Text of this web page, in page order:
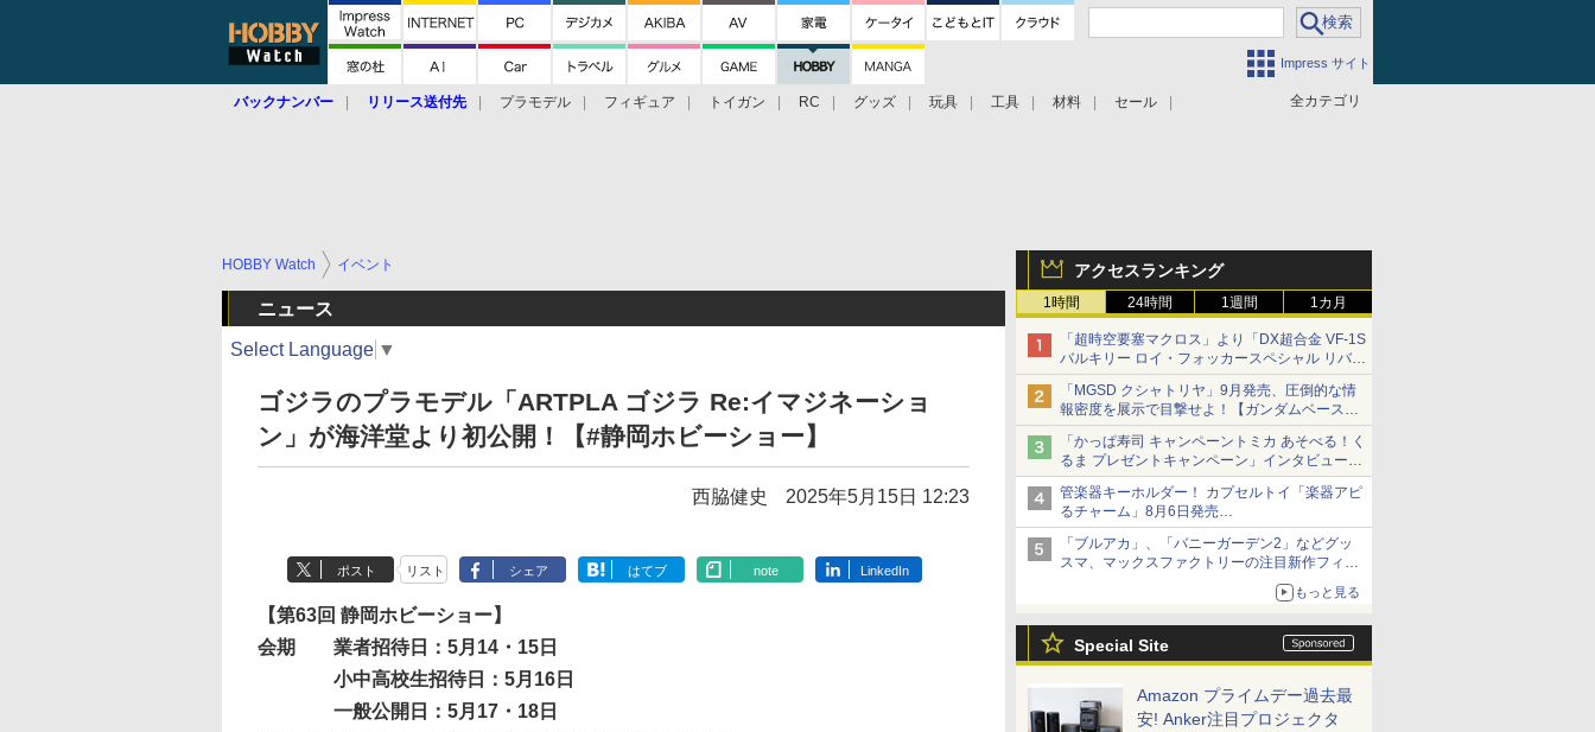
Impress サイト
全カテゴリ
バックナンバー リリース送付先 プラモデル フィギュア トイガン RC グッズ 玩具 工具 材料 セール
アクセスランキング
1時間 24時間 1週間 1カ月
「超時空要塞マクロス」より「DX超合金 VF-1S
バルキリー ロイ・フォッカースペシャル リバイ
バルVer.」本日発売！
「MGSD クシャトリヤ」9月発売、圧倒的な情
報密度を展示で目撃せよ！【ガンダムベース撮
り下ろし】
「かっぱ寿司 キャンペーントミカ あそべる！く
るま プレゼントキャンペーン」インタビュー
子どもが楽しめるかっぱ寿司ならではの体験と
コラボの楽しさを追求
管楽器キーホルダー！ カプセルトイ「楽器アピ
るチャーム」8月6日発売
チューバ、テナサクなど5種各3色
「ブルアカ」、「バニーガーデン2」などグッ
スマ、マックスファクトリーの注目新作フィギ
ュアが展示【ホビーメーカー合同展示会】
もっと見る
Special Site
Amazon プライムデー過去最
安! Anker注目プロジェクタ
HOBBY Watch イベント
ニュース
Select Language ▼
ゴジラのプラモデル「ARTPLA ゴジラ Re:イマジネーショ
ン」が海洋堂より初公開！【#静岡ホビーショー】
西脇健史 2025年5月15日 12:23
ポスト リスト シェア はてブ note LinkedIn
【第63回 静岡ホビーショー】
会期
業者招待日：5月14・15日
小中高校生招待日：5月16日
一般公開日：5月17・18日